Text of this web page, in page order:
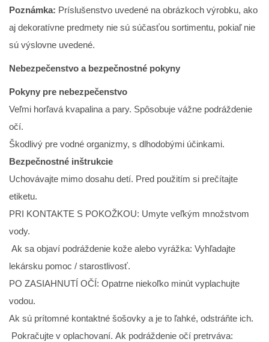
Poznámka: Príslušenstvo uvedené na obrázkoch výrobku, ako
aj dekoratívne predmety nie sú súčasťou sortimentu, pokiaľ nie
sú výslovne uvedené.
Nebezpečenstvo a bezpečnostné pokyny
Pokyny pre nebezpečenstvo
Veľmi horľavá kvapalina a pary. Spôsobuje vážne podráždenie
očí.
Škodlivý pre vodné organizmy, s dlhodobými účinkami.
Bezpečnostné inštrukcie
Uchovávajte mimo dosahu detí. Pred použitím si prečítajte
etiketu.
PRI KONTAKTE S POKOŽKOU: Umyte veľkým množstvom
vody.
Ak sa objaví podráždenie kože alebo vyrážka: Vyhľadajte
lekársku pomoc / starostlivosť.
PO ZASIAHNUTÍ OČÍ: Opatrne niekoľko minút vyplachujte
vodou.
Ak sú prítomné kontaktné šošovky a je to ľahké, odstráňte ich.
Pokračujte v oplachovaní. Ak podráždenie očí pretrváva: